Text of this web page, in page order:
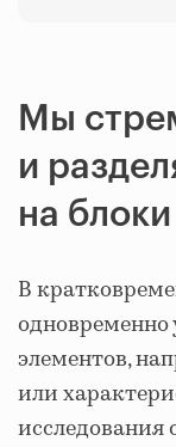
Мы
и
на блоки
В
одновременно
элементов,
или
исследования